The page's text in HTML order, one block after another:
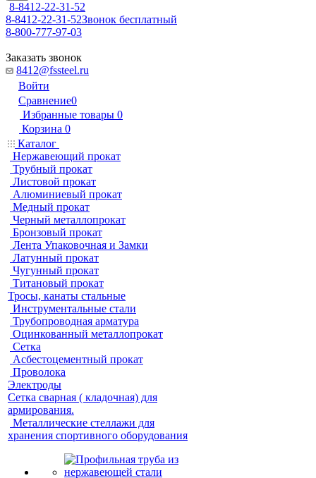
8-8412-22-31-52
8-8412-22-31-52Звонок бесплатный
8-800-777-97-03
Заказать звонок
8412@fssteel.ru
Войти
Сравнение0
Избранные товары 0
Корзина 0
Каталог
Нержавеющий прокат
Трубный прокат
Листовой прокат
Алюминиевый прокат
Медный прокат
Черный металлопрокат
Бронзовый прокат
Лента Упаковочная и Замки
Латунный прокат
Чугунный прокат
Титановый прокат
Тросы, канаты стальные
Инструментальные стали
Трубопроводная арматура
Оцинкованный металлопрокат
Сетка
Асбестоцементный прокат
Проволока
Электроды
Сетка сварная ( кладочная) для
армирования.
Металлические стеллажи для
хранения спортивного оборудования